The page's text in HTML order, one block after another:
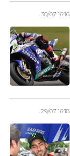
30/07 16:16
29/07 16:18